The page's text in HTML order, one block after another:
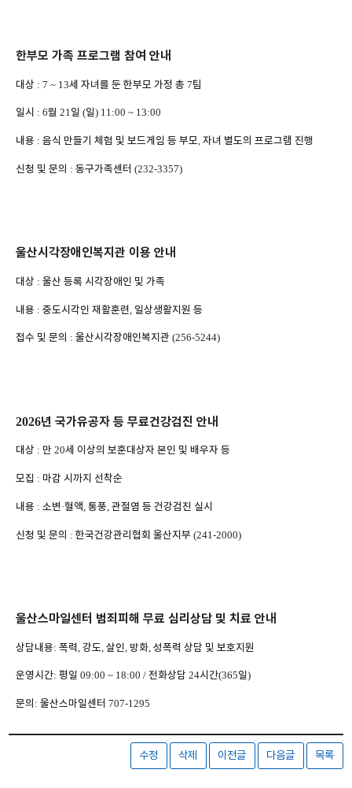
한부모 가족 프로그램 참여 안내
대상 : 7 ~ 13세 자녀를 둔 한부모 가정 총 7팀
일시 : 6월 21일 (일) 11:00 ~ 13:00
내용 : 음식 만들기 체험 및 보드게임 등 부모, 자녀 별도의 프로그램 진행
신청 및 문의 : 동구가족센터 (232-3357)
울산시각장애인복지관 이용 안내
대상 : 울산 등록 시각장애인 및 가족
내용 : 중도시각인 재활훈련 일상생활지원 등
접수 및 문의 : 울산시각장애인복지관 (256-5244)
2026년 국가유공자 등 무료건강검진 안내
대상 : 만 20세 이상의 보훈대상자 본인 및 배우자 등
모집 : 마감 시까지 선착순
내용 : 소변·혈액 통풍 관절염 등 건강검진 실시
신청 및 문의 : 한국건강관리협회 울산지부 (241-2000)
울산스마일센터 범죄피해 무료 심리상담 및 치료 안내
상담내용: 폭력 강도 살인 방화, 성폭력 상담 및 보호지원
운영시간: 평일 09:00 ~ 18:00 / 전화상담 24시간(365일)
문의 : 울산스마일센터 707-1295
수정 삭제 이전글 다음글 목록